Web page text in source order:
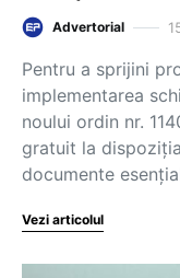
Advertorial
Pentru a sprijini
implementarea
noului ordin nr.
gratuit la
documente
Vezi articolul